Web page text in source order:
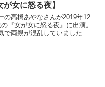
が女に怒る夜】
の高橋あやなさんが2019年12
『女が女に怒る夜』に出演。
で両親が混乱していました。